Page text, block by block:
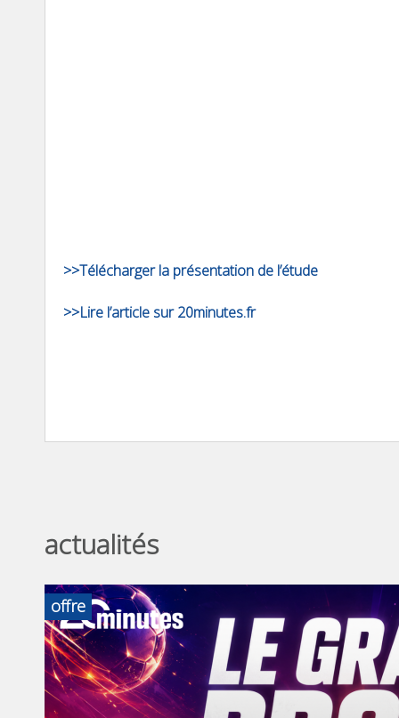
>>Télécharger la présentation de l’étude
>>Lire l’article sur 20minutes.fr
actualités
offre